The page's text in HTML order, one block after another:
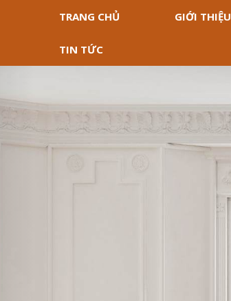
TRANG CHỦ GIỚI THIỆU
TIN TỨC